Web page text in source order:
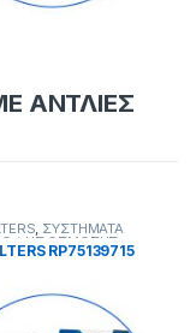
ΑΝΤΛΙΕΣ
, ΣΥΣΤΗΜΑΤΑ
ΟΣΜΟΣΗΣ
RP75139715